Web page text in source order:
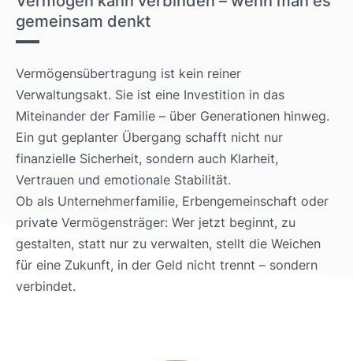
gemeinsam denkt
Vermögensübertragung ist kein reiner
Verwaltungsakt. Sie ist eine Investition in das
Miteinander der Familie – über Generationen hinweg.
Ein gut geplanter Übergang schafft nicht nur
finanzielle Sicherheit, sondern auch Klarheit,
Vertrauen und emotionale Stabilität.
Ob als Unternehmerfamilie, Erbengemeinschaft oder
private Vermögensträger: Wer jetzt beginnt, zu
gestalten, statt nur zu verwalten, stellt die Weichen
für eine Zukunft, in der Geld nicht trennt – sondern
verbindet.